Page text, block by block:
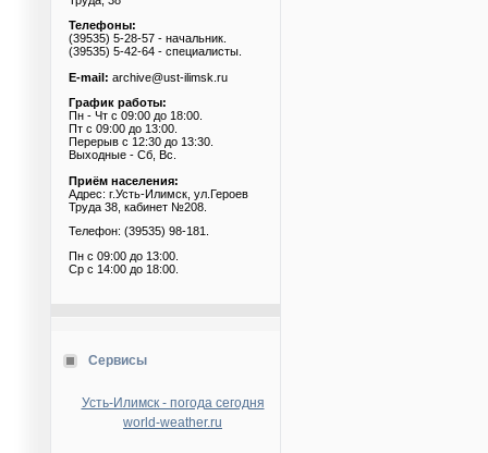
Телефоны:
(39535) 5-28-57 - начальник.
(39535) 5-42-64 - специалисты.
E-mail: archive@ust-ilimsk.ru
График работы:
Пн - Чт с 09:00 до 18:00.
Пт с 09:00 до 13:00.
Перерыв с 12:30 до 13:30.
Выходные - Сб, Вс.
Приём населения:
Адрес: г.Усть-Илимск, ул.Героев
Труда 38, кабинет №208.
Телефон: (39535) 98-181.
Пн с 09:00 до 13:00.
Ср с 14:00 до 18:00.
Сервисы
Усть-Илимск - погода сегодня
world-weather.ru